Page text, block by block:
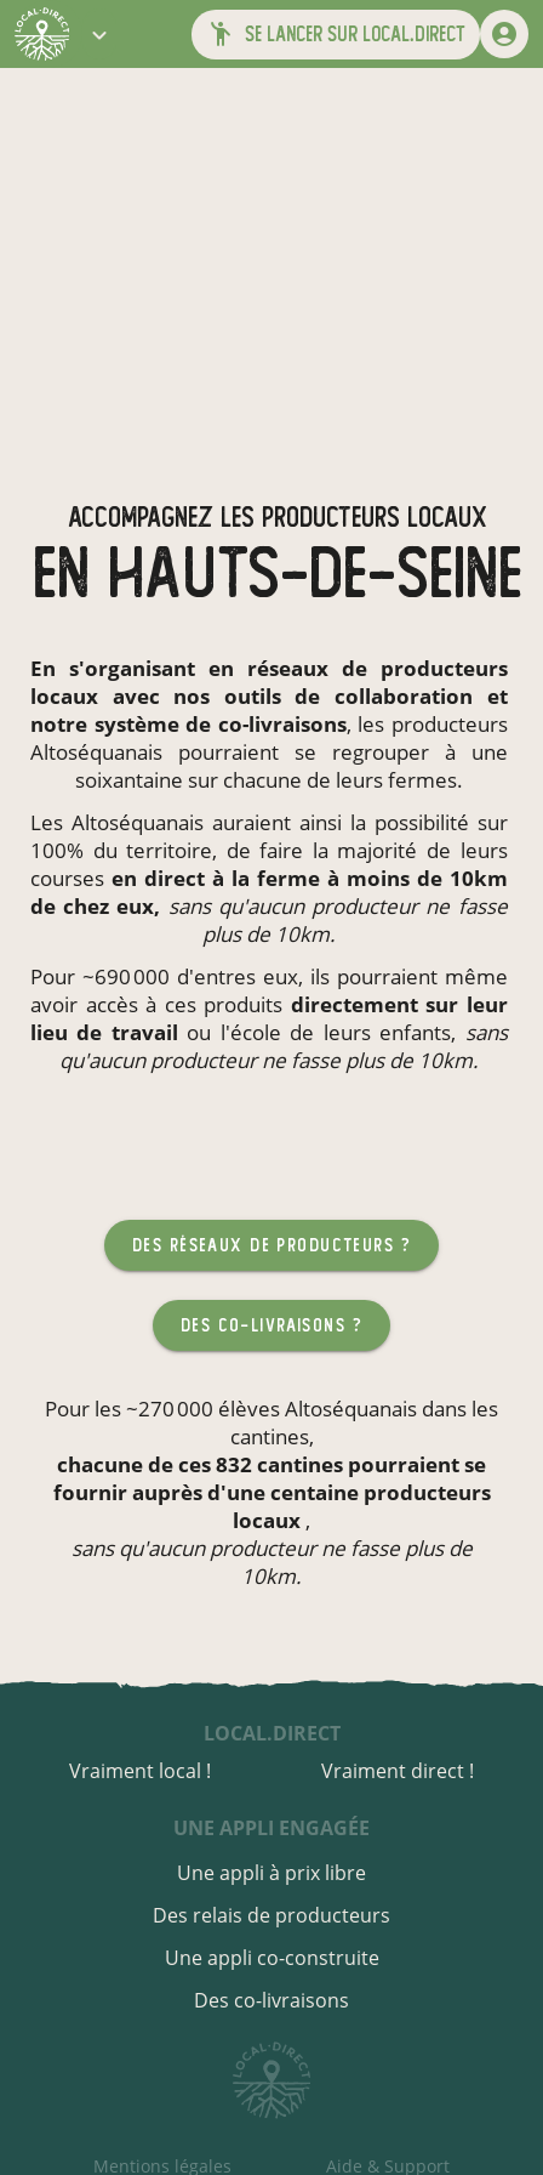
se lancer sur local.direct
ACCOMPAGNEZ LES PRODUCTEURS LOCAUX
EN HAUTS-DE-SEINE
En s'organisant en réseaux de producteurs
locaux avec nos outils de collaboration et
notre système de co-livraisons, les producteurs
Altoséquanais pourraient se regrouper à une
soixantaine sur chacune de leurs fermes.
Les Altoséquanais auraient ainsi la possibilité sur
100% du territoire, de faire la majorité de leurs
courses en direct à la ferme à moins de 10km
de chez eux, sans qu'aucun producteur ne fasse
plus de 10km.
Pour ~690 000 d'entres eux, ils pourraient même
avoir accès à ces produits directementsur leur
lieu de travail ou l'école de leurs enfants, sans
qu'aucun producteur ne fasse plus de 10km.
des réseaux de producteurs ?
des co-livraisons ?
Pour les ~270 000 élèves Altoséquanais dans les
cantines,
chacune de ces 832 cantines pourraient se
fournir auprès d'une centaine producteurs
locaux ,
sans qu'aucun producteur ne fasse plus de
10km.
LOCAL.DIRECT
Vraiment local !
Vraiment direct !
UNE APPLI ENGAGÉE
Une appli à prix libre
Des relais de producteurs
Des co-livraisons
Une appli co-construite
Mentions légales Aide & Support